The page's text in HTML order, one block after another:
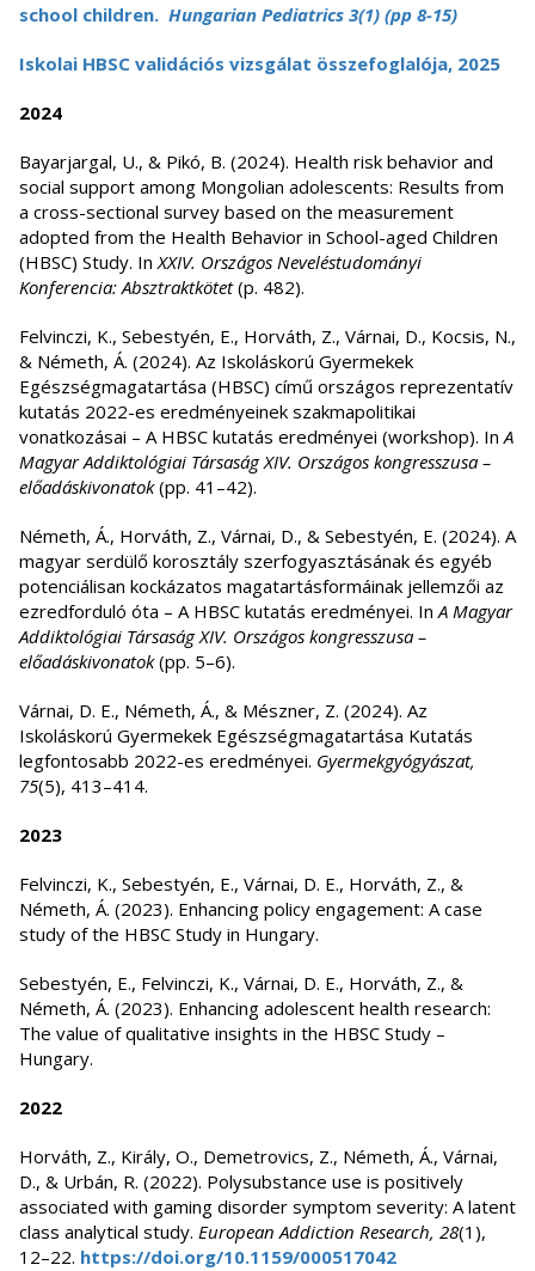
school children. Hungarian Pediatrics 3(1) (pp 8-15)
Iskolai HBSC validációs vizsgálat összefoglalója, 2025
2024
Bayarjargal, U., & Pikó, B. (2024). Health risk behavior and
social support among Mongolian adolescents: Results from
a cross-sectional survey based on the measurement
adopted from the Health Behavior in School-aged Children
(HBSC) Study. InXXIV. Országos Neveléstudományi
Konferencia: Absztraktkötet(p. 482).
Felvinczi, K., Sebestyén, E., Horváth, Z., Várnai, D., Kocsis, N.,
& Németh, Á. (2024). Az Iskoláskorú Gyermekek
Egészségmagatartása (HBSC) című országos reprezentatív
kutatás 2022-es eredményeinek szakmapolitikai
vonatkozásai – A HBSC kutatás eredményei (workshop). InA
Magyar Addiktológiai Társaság XIV. Országos kongresszusa –
előadáskivonatok(pp. 41–42).
Németh, Á., Horváth, Z., Várnai, D., & Sebestyén, E. (2024). A
magyar serdülő korosztály szerfogyasztásának és egyéb
potenciálisan kockázatos magatartásformáinak jellemzői az
ezredforduló óta – A HBSC kutatás eredményei. InA Magyar
Addiktológiai Társaság XIV. Országos kongresszusa –
előadáskivonatok(pp. 5–6).
Várnai, D. E., Németh, Á., & Mészner, Z. (2024). Az
Iskoláskorú Gyermekek Egészségmagatartása Kutatás
legfontosabb 2022-es eredményei. Gyermekgyógyászat,
75(5), 413–414.
2023
Felvinczi, K., Sebestyén, E., Várnai, D. E., Horváth, Z., &
Németh, Á. (2023). Enhancing policy engagement: A case
study of the HBSC Study in Hungary.
Sebestyén, E., Felvinczi, K., Várnai, D. E., Horváth, Z., &
Németh, Á. (2023). Enhancing adolescent health research:
The value of qualitative insights in the HBSC Study –
Hungary.
2022
Horváth, Z., Király, O., Demetrovics, Z., Németh, Á., Várnai,
D., & Urbán, R. (2022). Polysubstance use is positively
associated with gaming disorder symptom severity: A latent
class analytical study. European Addiction Research, 28(1),
12–22. https://doi.org/10.1159/000517042